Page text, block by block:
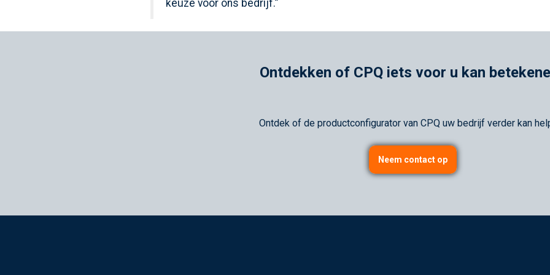
keuze voor ons bedrijf.”
Ontdekken of CPQ iets voor u kan
Ontdek of de productconfigurator van CPQ uw bedrijf verder kan
Neem contact op